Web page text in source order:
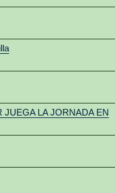
LA JORNADA EN